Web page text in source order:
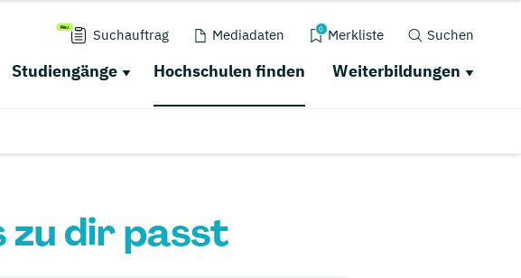
Suchauftrag Mediadaten 0 Merkliste Suchen
Studiengänge Hochschulen finden Weiterbildungen
zu dir passt